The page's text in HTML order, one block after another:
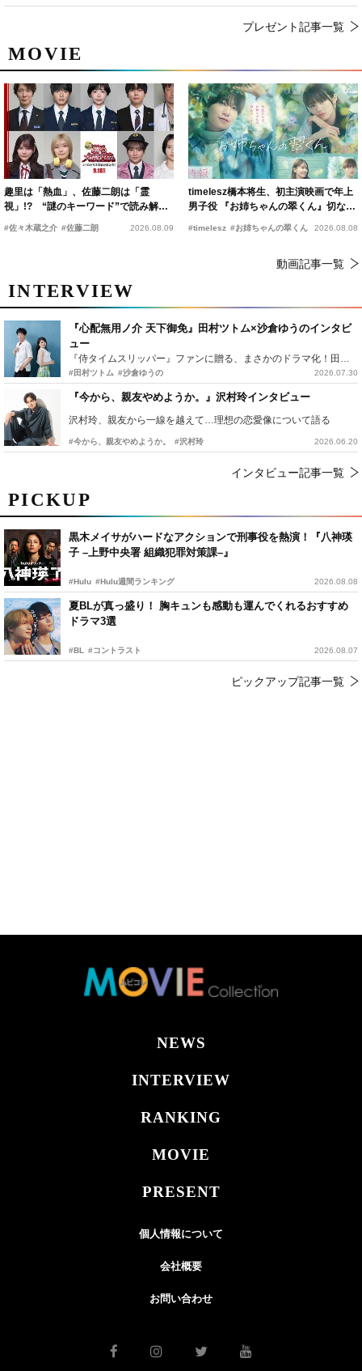
PICKUP
黒木メイサがハードなアクションで刑事役を熱演！『八神瑛
子 –上野中央署 組織犯罪対策課–』
#Hulu #Hulu週間ランキング 2026.08.08
夏BLが真っ盛り！ 胸キュンも感動も運んでくれるおすすめ
ドラマ3選
#BL #コントラスト 2026.08.07
ピックアップ記事一覧
MOVIE
趣里は「熱血」、佐藤二朗は「霊
視」!? “謎のキーワード”で読み解く
『踊る大捜査線 N.E.W.』新メンバー
#佐々木蔵之介 #佐藤二朗 2026.08.09
timelesz橋本将生、初主演映画で年上
男子役 『お姉ちゃんの翠くん』切ない
恋の幕開けを予感
#timelesz #お姉ちゃんの翠くん 2026.08.08
動画記事一覧
INTERVIEW
『心配無用ノ介 天下御免』田村ツトム×沙倉ゆうのインタビ
ュー
『侍タイムスリッパー』ファンに贈る、まさかのドラマ化！田村ツトム×沙倉ゆうのが語る『心配無用ノ介』撮影秘話
#田村ツトム #沙倉ゆうの 2026.07.30
『今から、親友やめようか。』沢村玲インタビュー
沢村玲、親友から一線を越えて…理想の恋愛像について語る
#今から、親友やめようか。 #沢村玲 2026.06.20
インタビュー記事一覧
プレゼント記事一覧
NEWS
INTERVIEW
RANKING
MOVIE
PRESENT
個人情報について
会社概要
お問い合わせ